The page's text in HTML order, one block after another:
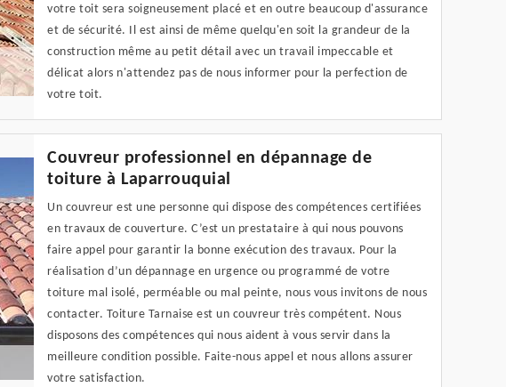
votre toit sera soigneusement placé et en outre beaucoup d'assurance
et de sécurité. Il est ainsi de même quelqu'en soit la grandeur de la
construction même au petit détail avec un travail impeccable et
délicat alors n'attendez pas de nous informer pour la perfection de
votre toit.
Couvreur professionnel en dépannage de
toiture à Laparrouquial
Un couvreur est une personne qui dispose des compétences certifiées
en travaux de couverture. C’est un prestataire à qui nous pouvons
faire appel pour garantir la bonne exécution des travaux. Pour la
réalisation d’un dépannage en urgence ou programmé de votre
toiture mal isolé, perméable ou mal peinte, nous vous invitons de nous
contacter. Toiture Tarnaise est un couvreur très compétent. Nous
disposons des compétences qui nous aident à vous servir dans la
meilleure condition possible. Faite-nous appel et nous allons assurer
votre satisfaction.